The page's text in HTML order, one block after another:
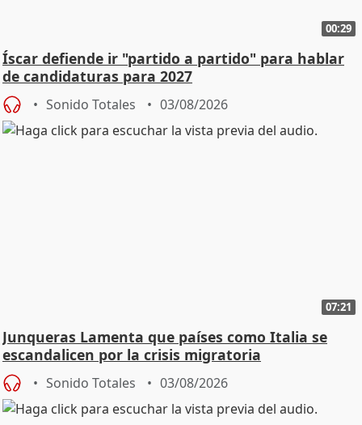
00:29
Íscar defiende ir "partido a partido" para hablar
de candidaturas para 2027
Sonido Totales 03/08/2026
07:21
Junqueras Lamenta que países como Italia se
escandalicen por la crisis migratoria
Sonido Totales 03/08/2026